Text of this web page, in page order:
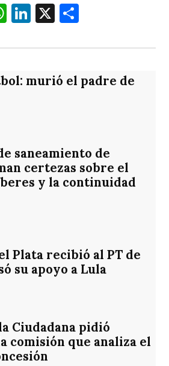
WhatsApp
LinkedIn
X
murió el padre de
saneamiento de
certezas sobre el
y la continuidad
Plata recibió al PT de
su apoyo a Lula
Ciudadana pidió
comisión que analiza el